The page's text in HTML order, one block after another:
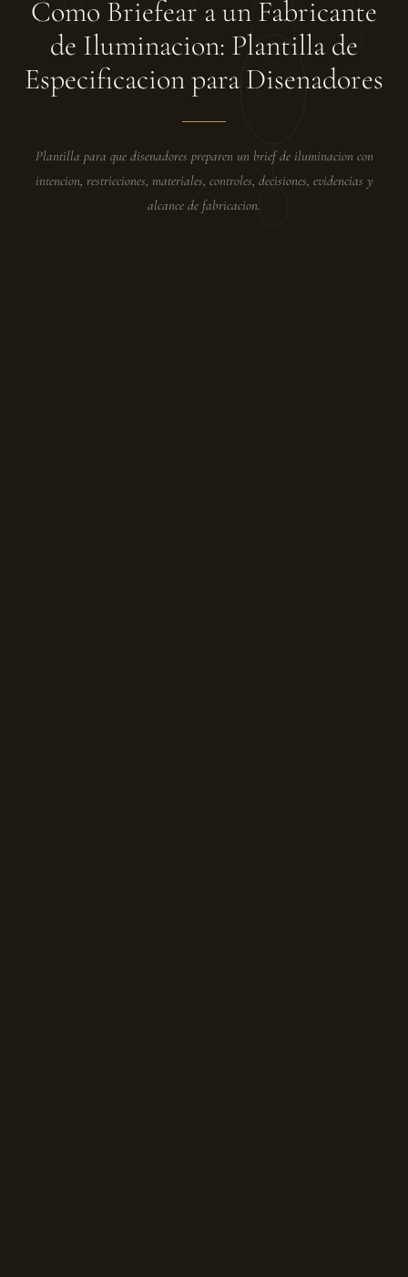
Como Briefear a un Fabricante
de Iluminacion: Plantilla de
Especificacion para Disenadores
Plantilla para que disenadores preparen un brief de iluminacion con
intencion, restricciones, materiales, controles, decisiones, evidencias y
alcance de fabricacion.